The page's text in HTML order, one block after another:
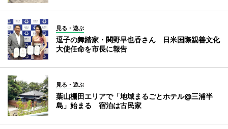
見る・遊ぶ
逗子の舞踏家・関野早也香さん 日米国際親善文化
大使任命を市長に報告
見る・遊ぶ
葉山棚田エリアで「地域まるごとホテル@三浦半
島」始まる 宿泊は古民家